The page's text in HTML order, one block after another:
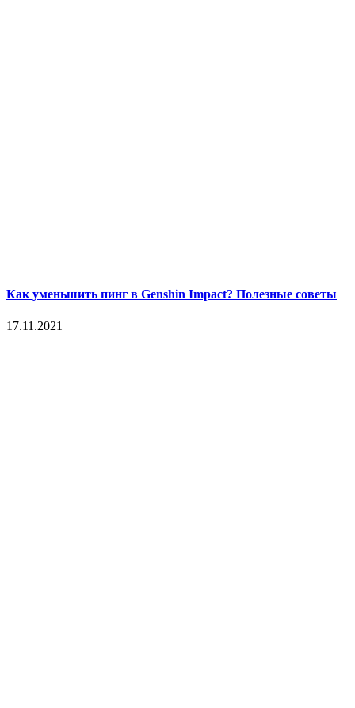
Как уменьшить пинг в Genshin Impact? Полезные советы
17.11.2021